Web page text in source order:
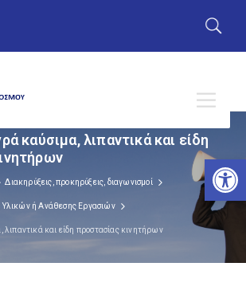
καύσιμα, λιπαντικά και είδη
Διακηρύξεις, προκηρύξεις, διαγωνισμοί
Υλικών ή Ανάθεσης Εργασιών
λιπαντικά και είδη προστασίας κινητήρων